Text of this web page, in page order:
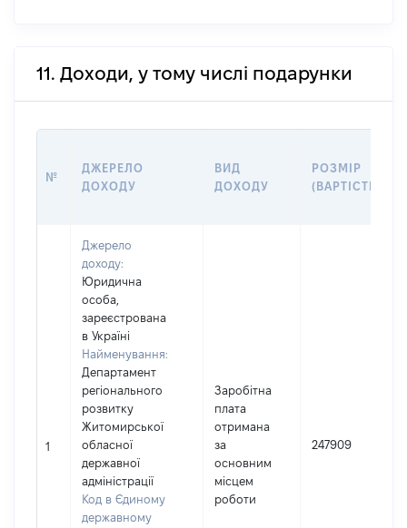
11. Доходи, у тому числі подарунки
№
ДЖЕРЕЛО
ДОХОДУ
ВИД
ДОХОДУ
РОЗМІР
(ВАРТІСТЬ)
1
Джерело
доходу:
Юридична
особа,
зареєстрована
в Україні
Найменування:
Департамент
регіонального
розвитку
Житомирської
обласної
державної
адміністрації
Код в Єдиному
державному
Заробітна
плата
отримана
за
основним
місцем
роботи
247909